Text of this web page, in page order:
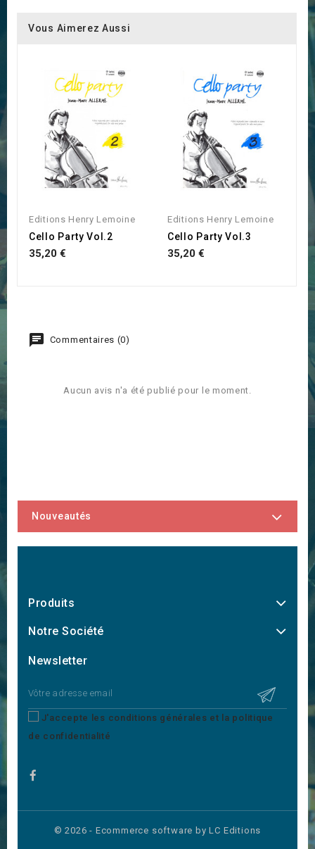
Vous Aimerez Aussi
Editions Henry Lemoine
Cello Party Vol.2
35,20 €
Editions Henry Lemoine
Cello Party Vol.3
35,20 €
Commentaires (0)
Aucun avis n'a été publié pour le moment.
Nouveautés
Produits
Notre Société
Newsletter
J'accepte les conditions générales et la politique
de confidentialité
© 2026 - Ecommerce software by LC Editions